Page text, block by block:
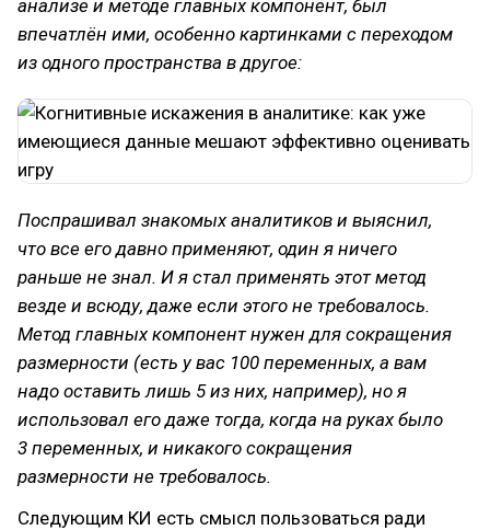
анализе и методе главных компонент, был
впечатлён ими, особенно картинками с переходом
из одного пространства в другое:
Поспрашивал знакомых аналитиков и выяснил,
что все его давно применяют, один я ничего
раньше не знал. И я стал применять этот метод
везде и всюду, даже если этого не требовалось.
Метод главных компонент нужен для сокращения
размерности (есть у вас 100 переменных, а вам
надо оставить лишь 5 из них, например), но я
использовал его даже тогда, когда на руках было
3 переменных, и никакого сокращения
размерности не требовалось.
Следующим КИ есть смысл пользоваться ради